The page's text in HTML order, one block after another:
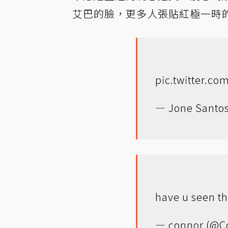
艾巴的臉，更多人張貼紅極一時
— Jone
have u seen
— connor